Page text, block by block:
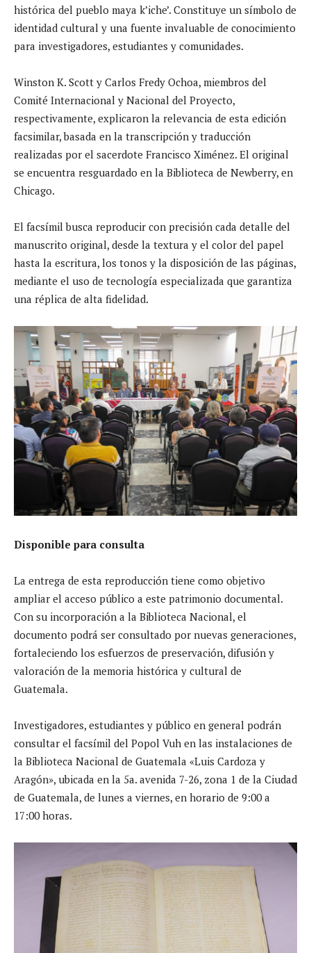
histórica del pueblo maya k’iche’. Constituye un símbolo de
identidad cultural y una fuente invaluable de conocimiento
para investigadores, estudiantes y comunidades.
Winston K. Scott y Carlos Fredy Ochoa, miembros del
Comité Internacional y Nacional del Proyecto,
respectivamente, explicaron la relevancia de esta edición
facsimilar, basada en la transcripción y traducción
realizadas por el sacerdote Francisco Ximénez. El original
se encuentra resguardado en la Biblioteca de Newberry, en
Chicago.
El facsímil busca reproducir con precisión cada detalle del
manuscrito original, desde la textura y el color del papel
hasta la escritura, los tonos y la disposición de las páginas,
mediante el uso de tecnología especializada que garantiza
una réplica de alta fidelidad.
Disponible para consulta
La entrega de esta reproducción tiene como objetivo
ampliar el acceso público a este patrimonio documental.
Con su incorporación a la Biblioteca Nacional, el
documento podrá ser consultado por nuevas generaciones,
fortaleciendo los esfuerzos de preservación, difusión y
valoración de la memoria histórica y cultural de
Guatemala.
Investigadores, estudiantes y público en general podrán
consultar el facsímil del Popol Vuh en las instalaciones de
la Biblioteca Nacional de Guatemala «Luis Cardoza y
Aragón», ubicada en la 5a. avenida 7-26, zona 1 de la Ciudad
de Guatemala, de lunes a viernes, en horario de 9:00 a
17:00 horas.